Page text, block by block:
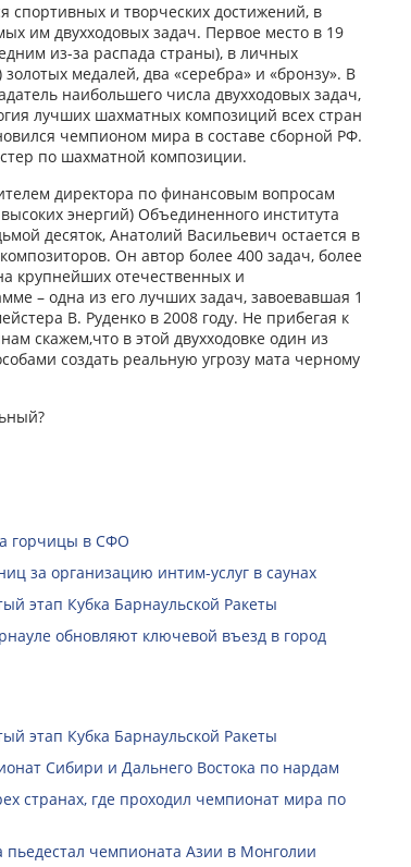
спортивных и творческих достижений, в
им двухходовых задач. Первое место в 19
из-за распада страны), в личных
медалей, два «серебра» и «бронзу». В
наибольшего числа двухходовых задач,
лучших шахматных композиций всех стран
чемпионом мира в составе сборной РФ.
по шахматной композиции.
директора по финансовым вопросам
энергий) Объединенного института
десяток, Анатолий Васильевич остается в
Он автор более 400 задач, более
крупнейших отечественных и
– одна из его лучших задач, завоевавшая 1
В. Руденко в 2008 году. Не прибегая к
скажем,что в этой двухходовке один из
создать реальную угрозу мата черному
горчицы в СФО
за организацию интим-услуг в саунах
этап Кубка Барнаульской Ракеты
обновляют ключевой въезд в город
этап Кубка Барнаульской Ракеты
Сибири и Дальнего Востока по нардам
странах, где проходил чемпионат мира по
пьедестал чемпионата Азии в Монголии